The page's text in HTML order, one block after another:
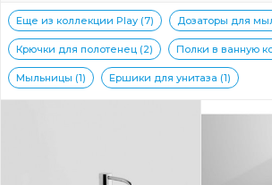
Еще из коллекции Play (7) Дозаторы для
Крючки для полотенец (2) Полки в ванную
Мыльницы (1) Ершики для унитаза (1)